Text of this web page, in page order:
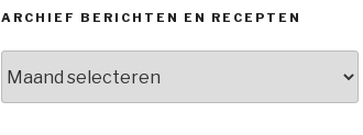
ARCHIEF BERICHTEN EN RECEPTEN
berichten
en